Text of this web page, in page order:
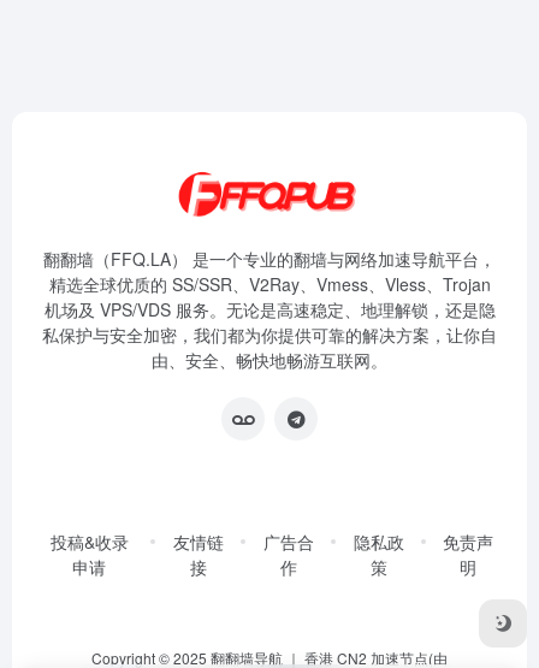
翻翻墙（FFQ.LA） 是一个专业的翻墙与网络加速导航平台，
精选全球优质的 SS/SSR、V2Ray、Vmess、Vless、Trojan
机场及 VPS/VDS 服务。无论是高速稳定、地理解锁，还是隐
私保护与安全加密，我们都为你提供可靠的解决方案，让你自
由、安全、畅快地畅游互联网。
投稿&收录
申请
友情链
接
广告合
作
隐私政
策
免责声
明
Copyright © 2025 翻翻墙导航 ｜ 香港 CN2 加速节点(由